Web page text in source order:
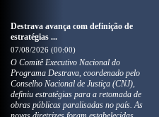
Destrava avança com definição de
estratégias ...
07/08/2026 (00:00)
O Comitê Executivo Nacional do
Programa Destrava, coordenado pelo
Conselho Nacional de Justiça (CNJ),
definiu estratégias para a retomada de
obras públicas paralisadas no país. As